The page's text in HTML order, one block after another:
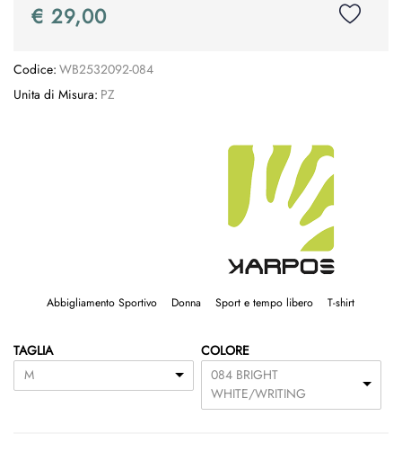
€ 29,00
Codice: WB2532092-084
Unita di Misura: PZ
Abbigliamento Sportivo Donna Sport e tempo libero T-shirt
TAGLIA
M
COLORE
084 BRIGHT
WHITE/WRITING